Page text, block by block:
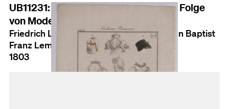
UB11231: Costume Parisien aus einer Folge
von Modeentwürfen (Nr. 22)
Friedrich Ludwig Neubauer (Ausf.); Johann Baptist
Franz Lemaire (Verl./Herst.)
1803